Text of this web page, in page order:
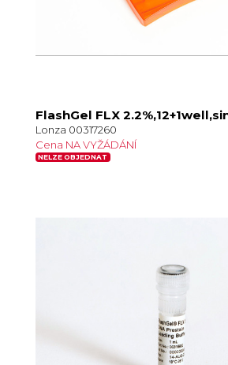
FlashGel FLX
Lonza 00317260
Cena NA VYŽÁDÁNÍ
NELZE OBJEDNAT